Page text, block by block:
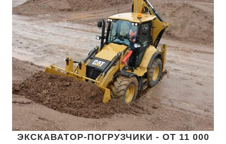
ЭКСКАВАТОР-ПОГРУЗЧИКИ - ОТ 11 000